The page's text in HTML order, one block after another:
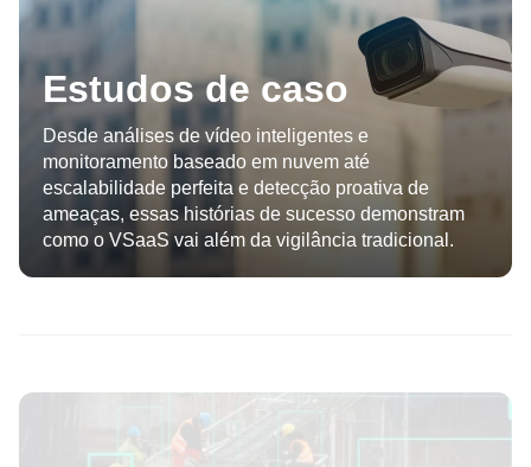
Estudos de caso
Desde análises de vídeo inteligentes e
monitoramento baseado em nuvem até
escalabilidade perfeita e detecção proativa de
ameaças, essas histórias de sucesso demonstram
como o VSaaS vai além da vigilância tradicional.